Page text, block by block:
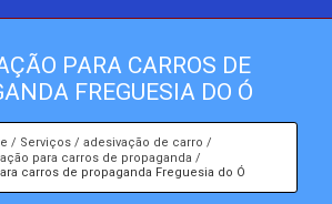
PARA CARROS DE
FREGUESIA DO Ó
Serviços
adesivação de carro
para carros de propaganda
carros de propaganda Freguesia do Ó